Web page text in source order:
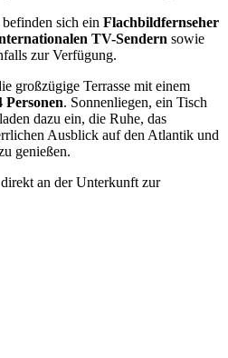
sich ein Flachbildfernseher
TV-Sendern sowie
zur Verfügung.
großzügige Terrasse mit einem
. Sonnenliegen, ein Tisch
dazu ein, die Ruhe, das
Ausblick auf den Atlantik und
genießen.
an der Unterkunft zur